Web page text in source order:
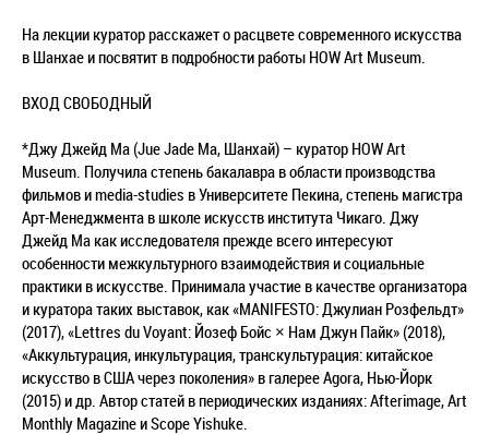
На лекции куратор расскажет о расцвете современного искусства
в Шанхае и посвятит в подробности работы HOW Art Museum.
ВХОД СВОБОДНЫЙ
*Джу Джейд Ма (Jue Jade Ma, Шанхай) – куратор HOW Art
Museum. Получила степень бакалавра в области производства
фильмов и media-studies в Университете Пекина, степень магистра
Арт-Менеджмента в школе искусств института Чикаго. Джу
Джейд Ма как исследователя прежде всего интересуют
особенности межкультурного взаимодействия и социальные
практики в искусстве. Принимала участие в качестве организатора
и куратора таких выставок, как «MANIFESTO: Джулиан Розфельдт»
(2017), «Lettres du Voyant: Йозеф Бойс × Нам Джун Пайк» (2018),
«Аккультурация, инкультурация, транскультурация: китайское
искусство в США через поколения» в галерее Agora, Нью-Йорк
(2015) и др. Автор статей в периодических изданиях: Afterimage, Art
Monthly Magazine и Scope Yishuke.